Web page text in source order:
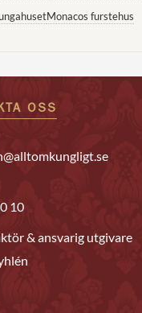
Monacos furstehus
OSS
10
& ansvarig utgivare